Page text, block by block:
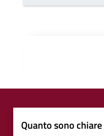
Quanto sono